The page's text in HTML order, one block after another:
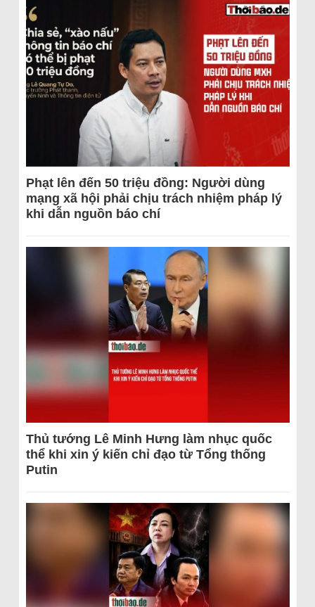
Phạt lên đến 50 triệu đồng: Người dùng
mạng xã hội phải chịu trách nhiệm pháp lý
khi dẫn nguồn báo chí
Thủ tướng Lê Minh Hưng làm nhục quốc
thể khi xin ý kiến chỉ đạo từ Tổng thống
Putin